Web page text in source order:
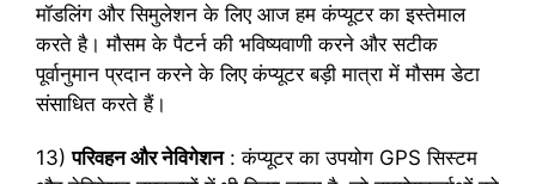
मॉडलिंग और सिमुलेशन के लिए आज हम कंप्यूटर का इस्तेमाल
करते है। मौसम के पैटर्न की भविष्यवाणी करने और सटीक
पूर्वानुमान प्रदान करने के लिए कंप्यूटर बड़ी मात्रा में मौसम डेटा
संसाधित करते हैं।
13)परिवहन और नेविगेशन: कंप्यूटर का उपयोग GPS सिस्टम